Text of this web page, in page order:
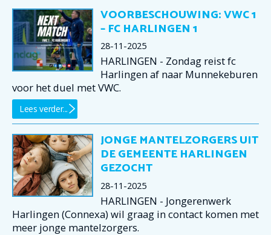
VOORBESCHOUWING: VWC 1
– FC HARLINGEN 1
28-11-2025
HARLINGEN - Zondag reist fc
Harlingen af naar Munnekeburen
voor het duel met VWC.
Lees verder...
JONGE MANTELZORGERS UIT
DE GEMEENTE HARLINGEN
GEZOCHT
28-11-2025
HARLINGEN - Jongerenwerk
Harlingen (Connexa) wil graag in contact komen met
meer jonge mantelzorgers.